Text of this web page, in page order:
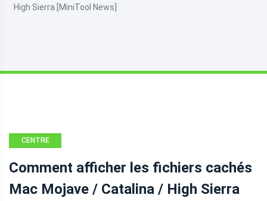
High Sierra [MiniTool News]
CENTRE
MINITOOL
Comment afficher les fichiers cachés
Mac Mojave / Catalina / High Sierra